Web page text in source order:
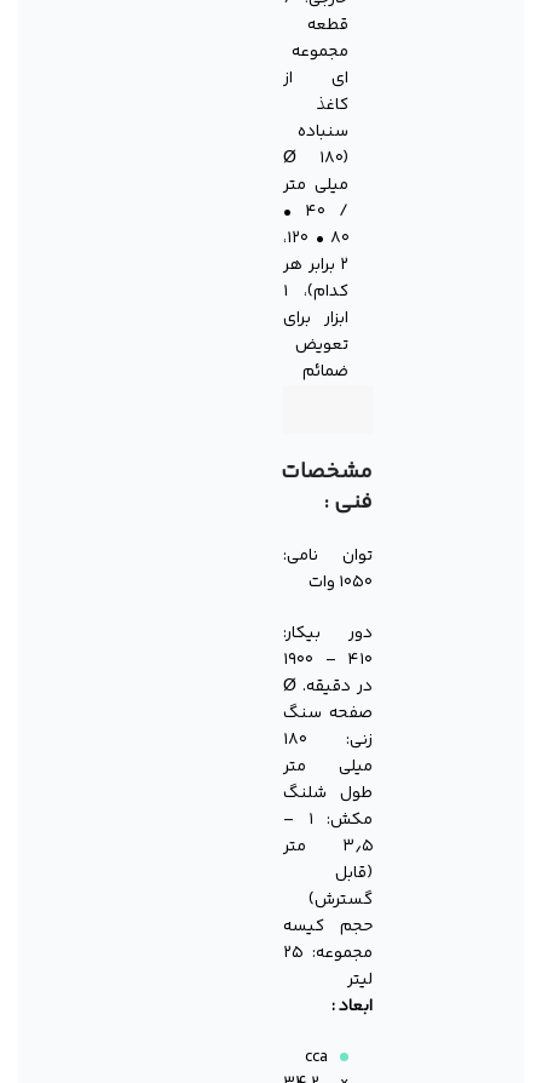
قطعه
مجموعه
ای از
کاغذ
سنباده
(Ø ۱۸۰
میلی متر
/ ۴۰ •
۸۰ • ۱۲۰،
۲ برابر هر
کدام)، ۱
ابزار برای
تعویض
ضمائم
مشخصات
فنی :
توان نامی:
۱۰۵۰ وات
دور بیکار:
۴۱۰ – ۱۹۰۰
در دقیقه. Ø
صفحه سنگ
زنی: ۱۸۰
میلی متر
طول شلنگ
مکش: ۱ –
۳٫۵ متر
(قابل
گسترش)
حجم کیسه
مجموعه: ۲۵
لیتر
ابعاد :
cca